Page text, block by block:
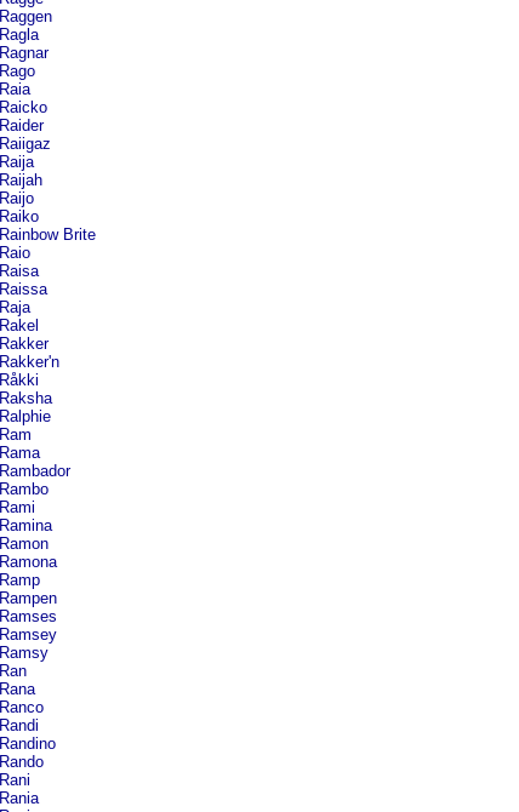
Raggen
Ragla
Ragnar
Rago
Raia
Raicko
Raider
Raiigaz
Raija
Raijah
Raijo
Raiko
Rainbow Brite
Raio
Raisa
Raissa
Raja
Rakel
Rakker
Rakker'n
Råkki
Raksha
Ralphie
Ram
Rama
Rambador
Rambo
Rami
Ramina
Ramon
Ramona
Ramp
Rampen
Ramses
Ramsey
Ramsy
Ran
Rana
Ranco
Randi
Randino
Rando
Rani
Rania